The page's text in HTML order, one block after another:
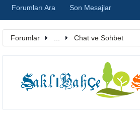
Forumlar Chat ve Sohbet
Forumları Ara Son Mesajlar